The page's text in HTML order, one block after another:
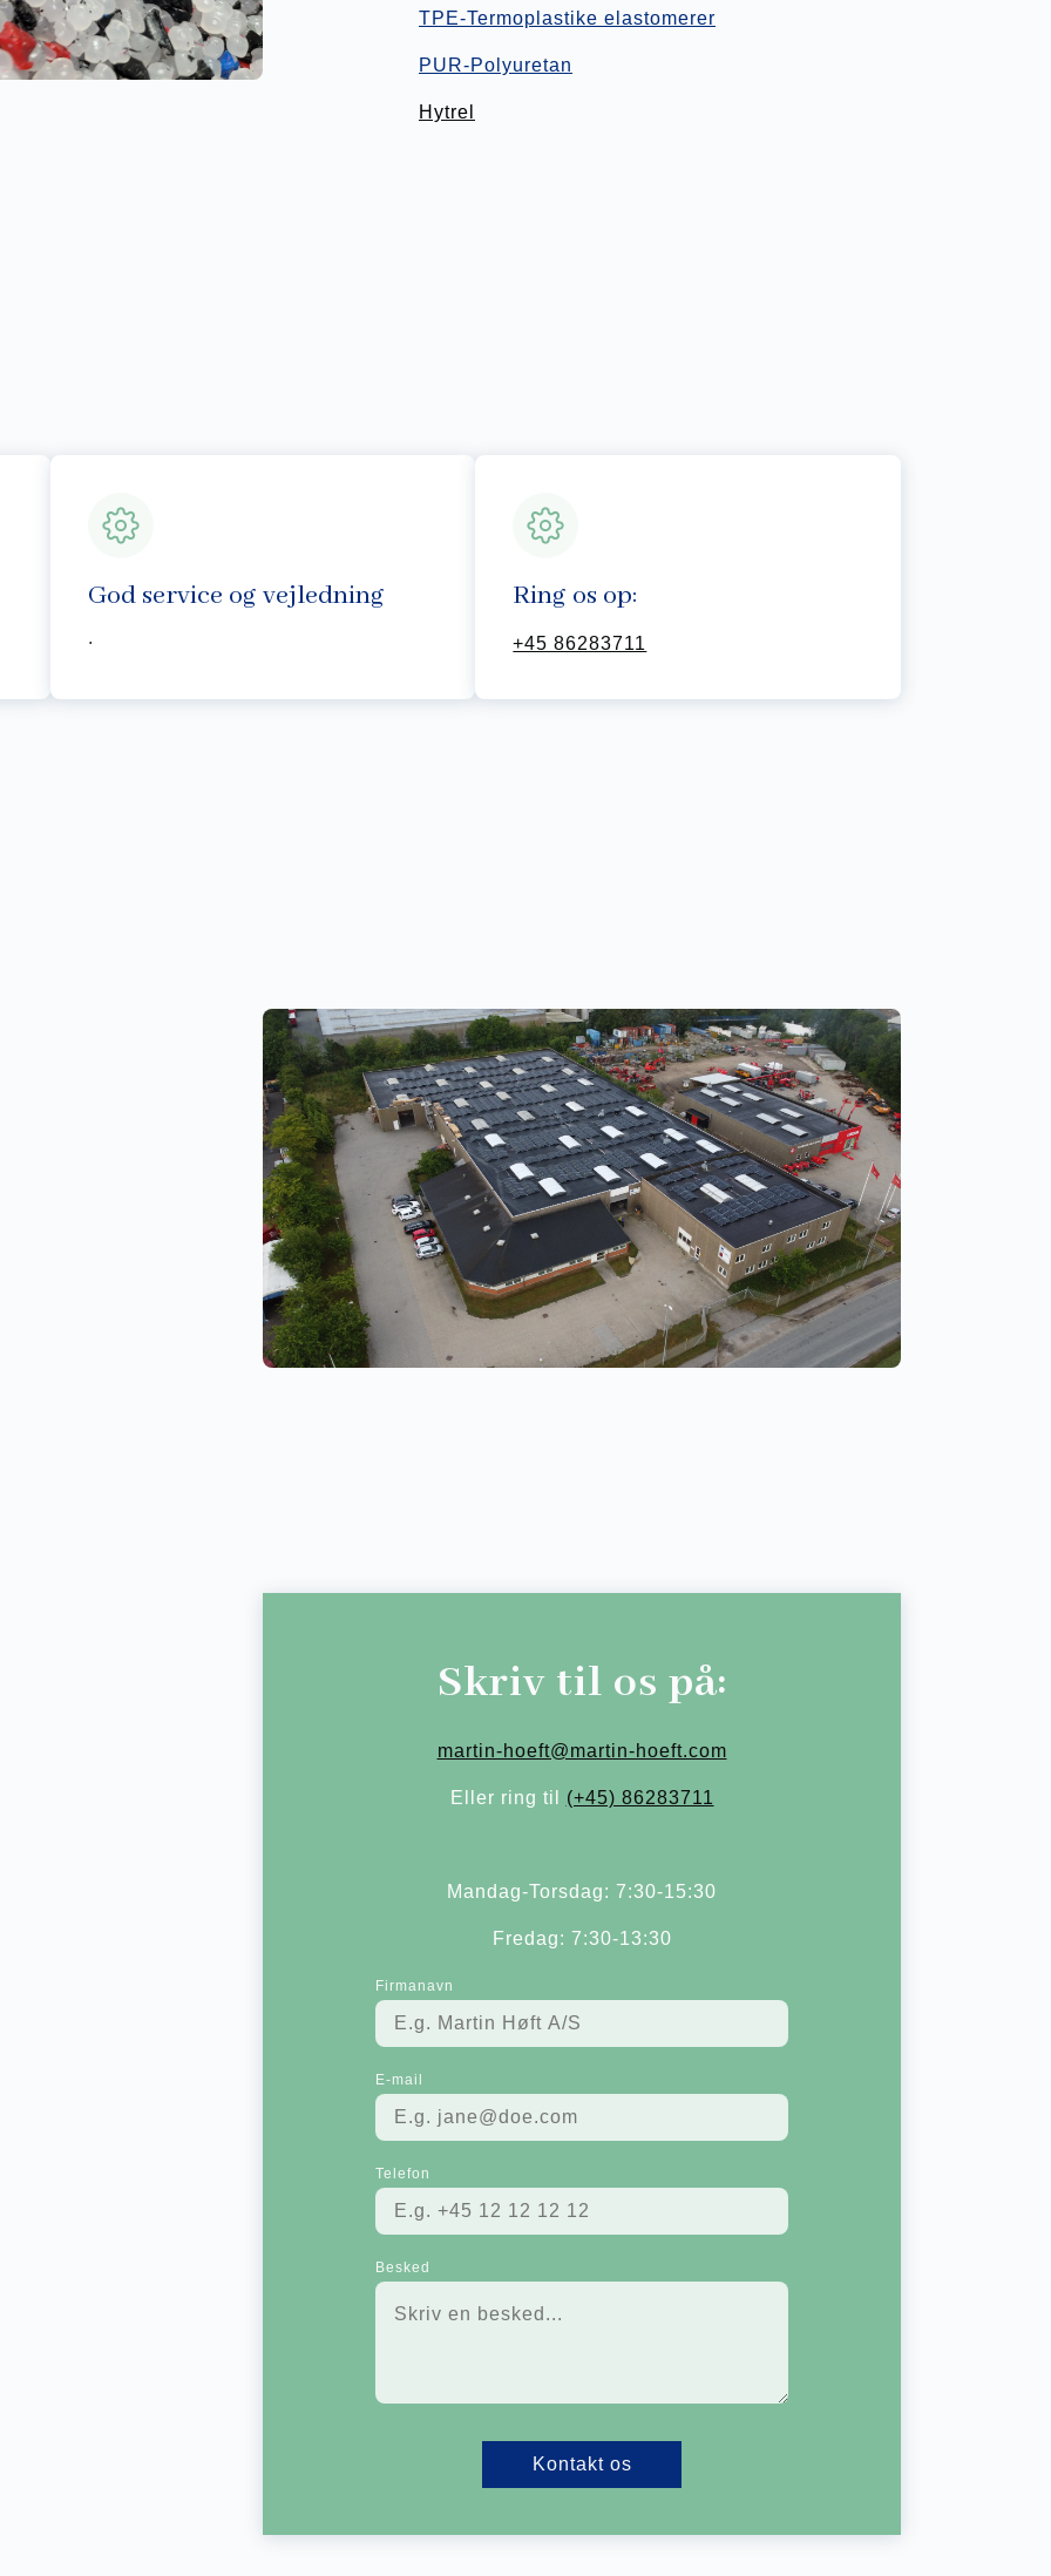
TPE-Termoplastike elastomerer
PUR-Polyuretan
Hytrel
God service og vejledning
.
Ring os op:
+45 86283711
Skriv til os på:
martin-hoeft@martin-hoeft.com
Eller ring til (+45) 86283711
Mandag-Torsdag: 7:30-15:30
Fredag: 7:30-13:30
Firmanavn
E-mail
Telefon
Besked
Kontakt os